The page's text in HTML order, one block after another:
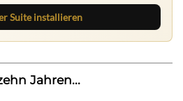
Suite installieren
Jahren...